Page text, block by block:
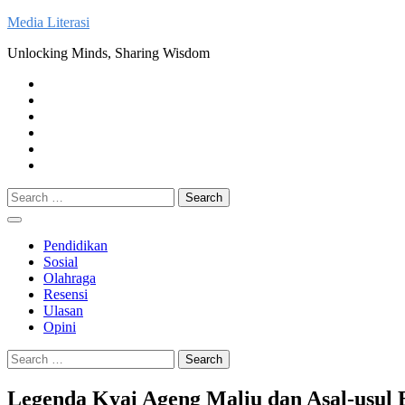
Skip
content
Media Literasi
Unlocking Minds, Sharing Wisdom
Search
for:
Pendidikan
Sosial
Olahraga
Resensi
Ulasan
Opini
Search
for:
Legenda Kyai Ageng Maliu dan Asal-usul